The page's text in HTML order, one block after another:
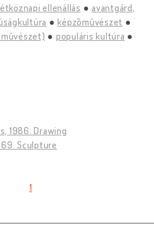
ellenállás
avantgárd,
képzõmûvészet
populáris kultúra
1986. Drawing
Sculpture
1